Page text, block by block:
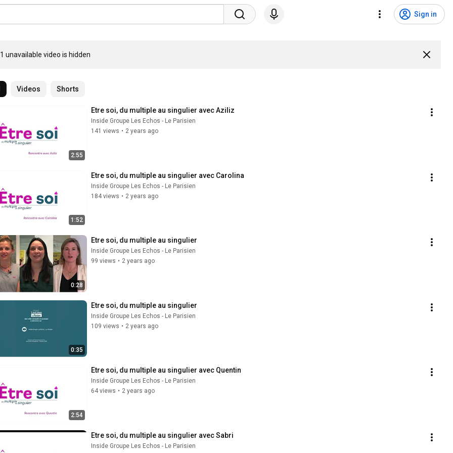
Sign in
1 unavailable video is hidden
Videos Shorts
2:55
Etre soi, du multiple au singulier avec Aziliz
Inside Groupe Les Echos - Le Parisien
141 views • 2 years ago
1:52
Etre soi, du multiple au singulier avec Carolina
Inside Groupe Les Echos - Le Parisien
184 views • 2 years ago
0:28
Etre soi, du multiple au singulier
Inside Groupe Les Echos - Le Parisien
99 views • 2 years ago
0:35
Etre soi, du multiple au singulier
Inside Groupe Les Echos - Le Parisien
109 views • 2 years ago
2:54
Etre soi, du multiple au singulier avec Quentin
Inside Groupe Les Echos - Le Parisien
64 views • 2 years ago
Etre soi, du multiple au singulier avec Sabri
Inside Groupe Les Echos - Le Parisien